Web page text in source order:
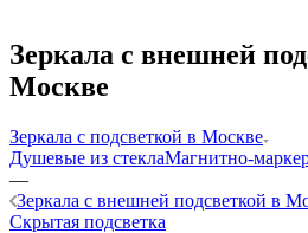
Зеркала с внешней
Москве
Зеркала с подсветкой в Москве
Душевые из стеклаМагнитно-
—
Зеркала с внешней подсветкой в
Скрытая подсветка